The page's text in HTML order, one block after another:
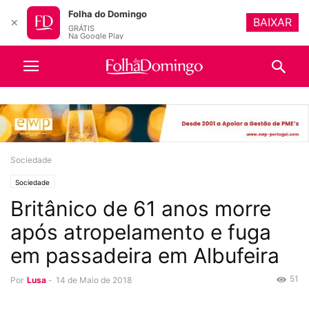
Sociedade
Sociedade
Britânico de 61 anos morre
após atropelamento e fuga
em passadeira em Albufeira
Por Lusa - 14 de Maio de 2018 51
✕
Folha do Domingo
GRÁTIS
Na Google Play
BAIXAR